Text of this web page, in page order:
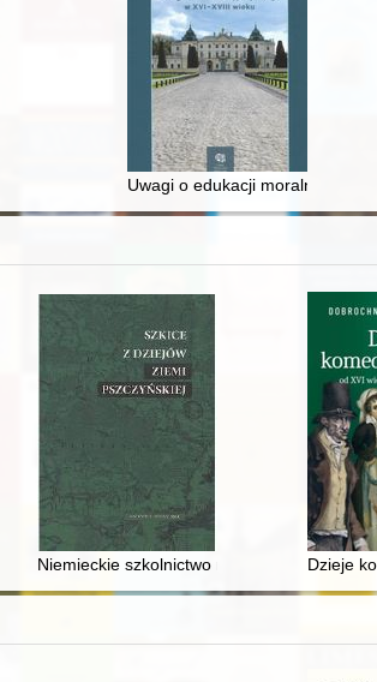
drawskiego od średniowiecza do dziś
Uwagi o edukacji moralnej
Niemieckie szkolnictwo mniejszościowe w
Dzieje